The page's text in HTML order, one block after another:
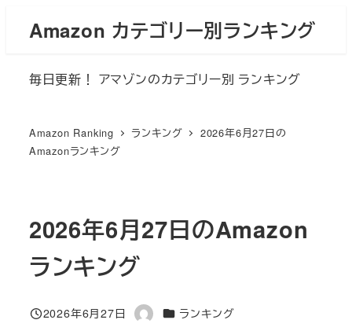
Amazon カテゴリー別ランキング
毎日更新！ アマゾンのカテゴリー別 ランキング
Amazon Ranking ランキング
2026年6月27日の
Amazonランキング
2026年6月27日のAmazon
ランキング
投稿日
2026年6月27日
著
カテゴリー
ランキング